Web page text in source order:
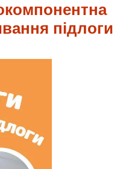
підлоги